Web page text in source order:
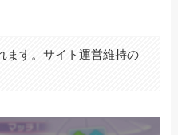
ます。サイト運営維持の